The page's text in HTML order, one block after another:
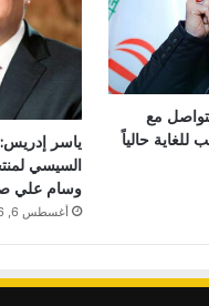
مع
حالياً
ياسر إدريس:
السيسي
وسام علي
أغسطس 6, 2026